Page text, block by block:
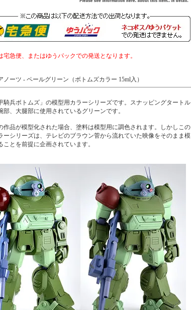
急便、またはゆうパックでの発送となります。
ノーツ - ペールグリーン（ボトムズカラー 15ml入）
騎兵ボトムズ」の模型用カラーシリーズです。スナッピングタートル
部、大腿部に使用されているグリーンです。
作品が模型化された場合、塗料は模型用に調色されます。しかしこの
ーシリーズは、テレビのブラウン菅から流れていた映像をそのまま模
ことを前提に企画されています。